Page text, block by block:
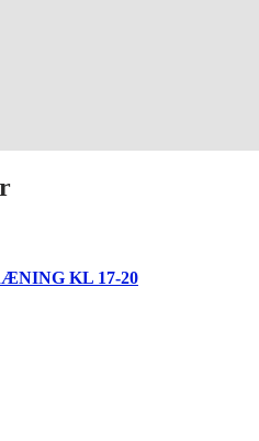
KL 17-20